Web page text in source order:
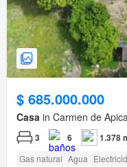
$ 685.000.000
Casa in Carmen de
3 6 1.378
Gas natural Agua